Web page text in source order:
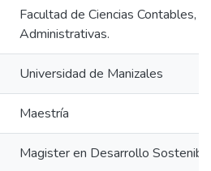
Facultad de Ciencias Contables,
Administrativas.
Universidad de Manizales
Maestría
Magister en Desarrollo